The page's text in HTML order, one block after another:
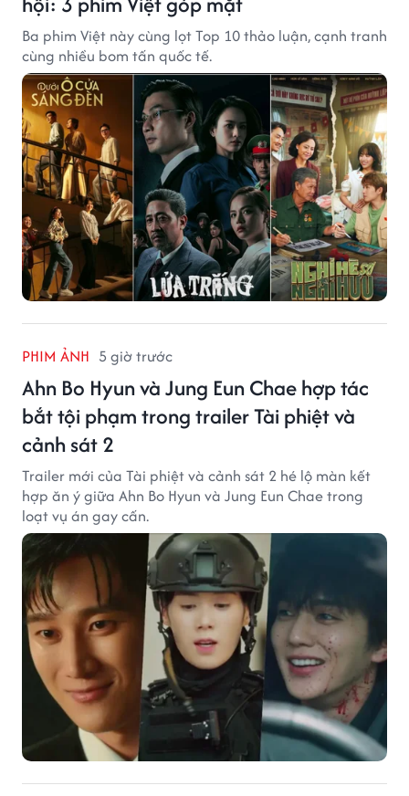
Ba phim Việt này cùng lọt Top 10 thảo luận, cạnh tranh
cùng nhiều bom tấn quốc tế.
PHIM ẢNH 5 giờ trước
Ahn Bo Hyun và Jung Eun Chae hợp tác
bắt tội phạm trong trailer Tài phiệt và
cảnh sát 2
Trailer mới của Tài phiệt và cảnh sát 2 hé lộ màn kết
hợp ăn ý giữa Ahn Bo Hyun và Jung Eun Chae trong
loạt vụ án gay cấn.